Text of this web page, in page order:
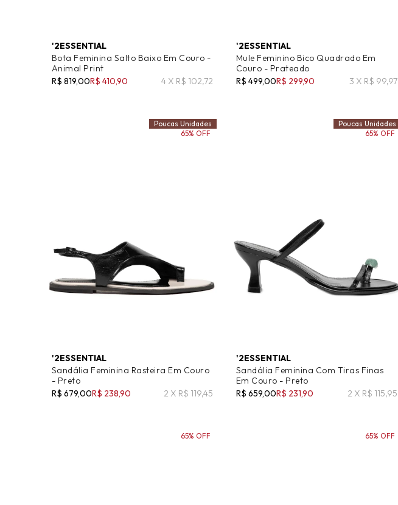
'2ESSENTIAL
Bota Feminina Salto Baixo Em Couro -
Animal Print
R$ 819,00R$ 410,90 4 X R$ 102,72
'2ESSENTIAL
Mule Feminino Bico Quadrado Em
Couro - Prateado
R$ 499,00R$ 299,90 3 X R$ 99,97
'2ESSENTIAL
Sandália Feminina Rasteira Em Couro
- Preto
R$ 679,00R$ 238,90 2 X R$ 119,45
Poucas Unidades
65% OFF
'2ESSENTIAL
Sandália Feminina Com Tiras Finas
Em Couro - Preto
R$ 659,00R$ 231,90 2 X R$ 115,95
Poucas Unidades
65% OFF
65% OFF 65% OFF